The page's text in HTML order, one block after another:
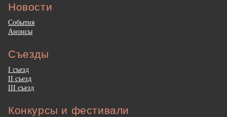
Новости
События
Анонсы
Съезды
I съезд
II съезд
III съезд
Конкурсы и фестивали